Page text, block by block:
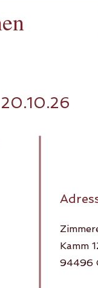
Kamm
94496